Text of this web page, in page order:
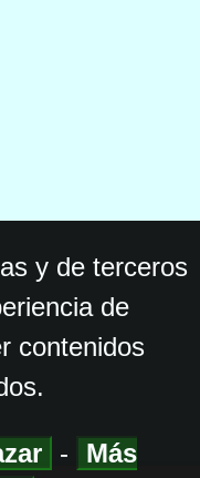
y de terceros
de
contenidos
- Más